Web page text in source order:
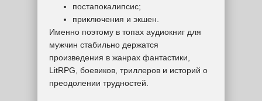
постапокалипсис;
приключения и экшен.
Именно поэтому в топах аудиокниг для
мужчин стабильно держатся
произведения в жанрах фантастики,
LitRPG, боевиков, триллеров и историй о
преодолении трудностей.